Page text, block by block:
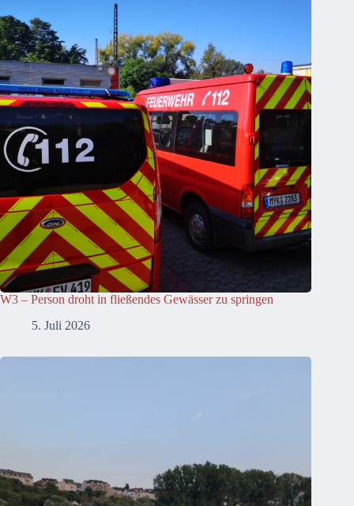
W3 – Person droht in fließendes Gewässer zu springen
5. Juli 2026